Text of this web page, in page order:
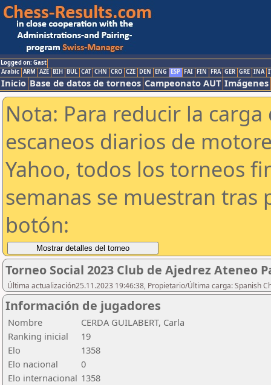
Logged on: Gast
Arabic ARM AZE BIH BUL CAT CHN CRO CZE DEN ENG ESP FAI FIN FRA GER GRE INA
Inicio Base de datos de torneos Campeonato AUT Imágenes
Nota: Para reducir la
escaneos diarios de
Yahoo, todos los torneos
semanas se muestran tras
botón:
Torneo Social 2023 Club de Ajedrez Ateneo
Última actualización25.11.2023 19:46:38, Propietario/Última carga: Spanish
Información de jugadores
Nombre
CERDA GUILABERT, Carla
Ranking inicial
19
Elo
1358
Elo nacional
0
Elo internacional 1358